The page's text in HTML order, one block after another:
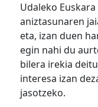
Udaleko
aniztasunaren
eta, izan duen
egin nahi du
bilera irekia
interesa izan
jasotzeko.